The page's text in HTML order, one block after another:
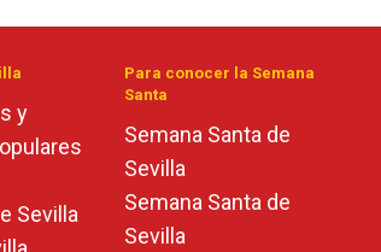
y
Sevilla
Para conocer la Semana
Santa
Semana Santa de
Sevilla
Semana Santa de
Sevilla